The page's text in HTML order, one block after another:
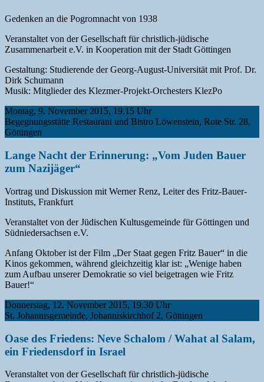
Gedenken an die Pogromnacht von 1938
Veranstaltet von der Gesellschaft für christlich-jüdische
Zusammenarbeit e.V. in Kooperation mit der Stadt Göttingen
Gestaltung: Studierende der Georg-August-Universität mit Prof. Dr.
Dirk Schumann
Musik: Mitglieder des Klezmer-Projekt-Orchesters KlezPo
Montag, 9. November 2015, 19.15 Uhr
Begegnungsstätte Restaurant und Bistro Löwenstein, Rote Str. 28,
Göttingen
Lange Nacht der Erinnerung: „Vom Juden Bauer
zum Nazijäger“
Vortrag und Diskussion mit Werner Renz, Leiter des Fritz-Bauer-
Instituts, Frankfurt
Veranstaltet von der Jüdischen Kultusgemeinde für Göttingen und
Südniedersachsen e.V.
Anfang Oktober ist der Film „Der Staat gegen Fritz Bauer“ in die
Kinos gekommen, während gleichzeitig klar ist: „Wenige haben
zum Aufbau unserer Demokratie so viel beigetragen wie Fritz
Bauer!“
Donnerstag, 12. November 2015, 19.30 Uhr
St. Johannisgemeinde, Johanniskirchhof 2, Göttingen
Oase des Friedens: Neve Schalom / Wahat al Salam,
ein Friedensdorf in Israel
Veranstaltet von der Gesellschaft für christlich-jüdische